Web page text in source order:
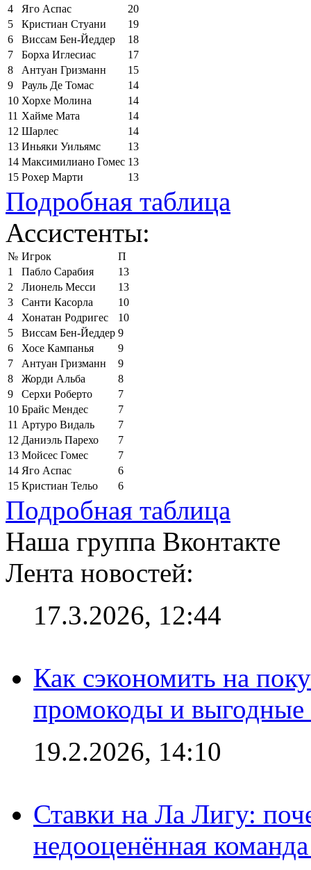
4
Яго Аспас
20
5
Кристиан Стуани
19
6
Виссам Бен-Йеддер
18
7
Борха Иглесиас
17
8
Антуан Гризманн
15
9
Рауль Де Томас
14
10 Хорхе Молина
14
11 Хайме Мата
14
12 Шарлес
14
13 Иньяки Уильямс
13
14 Максимилиано Гомес 13
15 Рохер Марти 13
Подробная таблица
Ассистенты:
№ Игрок
П
1
Пабло Сарабия
13
2
Лионель Месси
13
3
Санти Касорла
10
4
Хонатан Родригес
10
5
Виссам Бен-Йеддер 9
6
Хосе Кампанья
9
7
Антуан Гризманн
9
8
Жорди Альба
8
9
Серхи Роберто
7
10 Брайс Мендес
7
11 Артуро Видаль
7
12 Даниэль Парехо
7
13 Мойсес Гомес
7
14 Яго Аспас
6
15 Кристиан Тельо 6
Подробная таблица
Наша группа Вконтакте
Лента новостей:
17.3.2026, 12:44
Как сэкономить на
промокоды и выгодные
19.2.2026, 14:10
Ставки на Ла Лигу:
недооценённая